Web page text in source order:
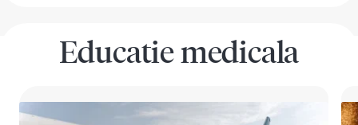
Educatie medicala